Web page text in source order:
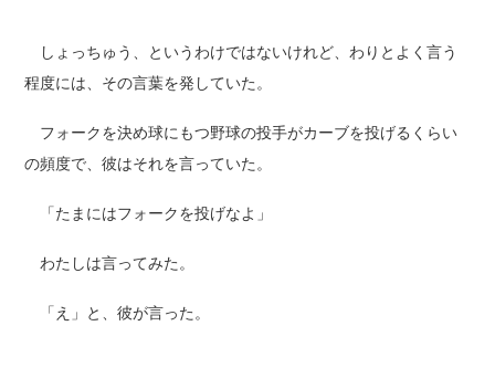
しょっちゅう、というわけではないけれど、わりとよく言う
程度には、その言葉を発していた。
フォークを決め球にもつ野球の投手がカーブを投げるくらい
の頻度で、彼はそれを言っていた。
「たまにはフォークを投げなよ」
わたしは言ってみた。
「え」と、彼が言った。